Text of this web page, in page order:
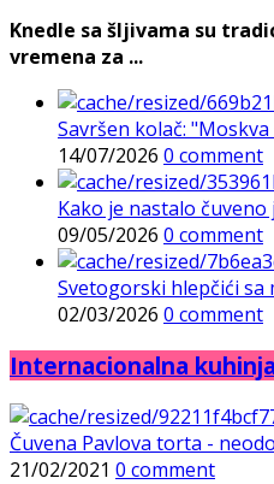
Knedle sa šljivama su
vremena za ...
Savršen kolač: "Moskva
14/07/2026 0 comment
Kako je nastalo čuveno
09/05/2026 0 comment
Svetogorski hlepčići sa
02/03/2026 0 comment
Internacionalna kuhinja
Čuvena Pavlova torta -
21/02/2021 0 comment